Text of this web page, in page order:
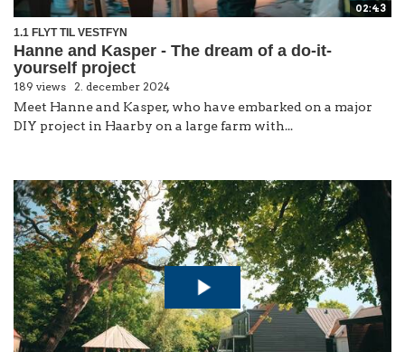
02:43
1.1 FLYT TIL VESTFYN
Hanne and Kasper - The dream of a do-it-
yourself project
189 views 2. december 2024
Meet Hanne and Kasper, who have embarked on a major
DIY project in Haarby on a large farm with...